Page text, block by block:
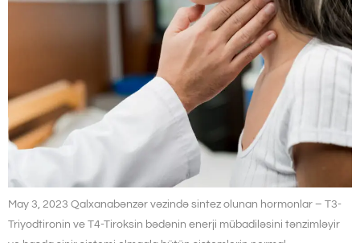
May 3, 2023 Qalxanabənzər vəzində sintez olunan hormonlar – T3-
Triyodtironin ve T4-Tiroksin bədənin enerji mübadiləsini tənzimləyir